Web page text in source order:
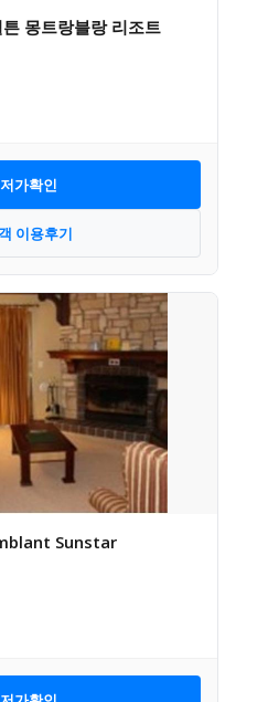
몽트랑블랑 리조트
가확인
이용후기
Sunstar